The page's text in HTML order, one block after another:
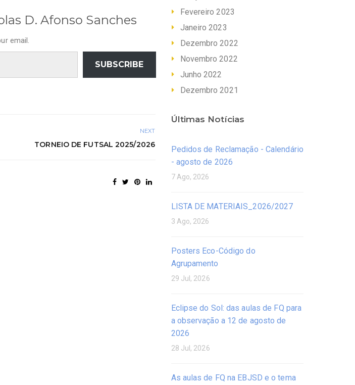
D. Afonso Sanches
email.
SUBSCRIBE
NEXT
TORNEIO DE FUTSAL 2025/2026
Fevereiro 2023
Janeiro 2023
Dezembro 2022
Novembro 2022
Junho 2022
Dezembro 2021
Últimas Notícias
Pedidos de Reclamação - Calendário
- agosto de 2026
7 Ago, 2026
LISTA DE MATERIAIS_2026/2027
3 Ago, 2026
Posters Eco-Código do
Agrupamento
29 Jul, 2026
Eclipse do Sol: das aulas de FQ para
a observação a 12 de agosto de
2026
28 Jul, 2026
As aulas de FQ na EBJSD e o tema